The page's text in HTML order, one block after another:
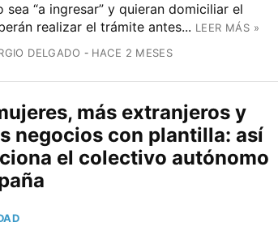
sea “a ingresar” y quieran domiciliar el
realizar el trámite antes... LEER MÁS »
DELGADO HACE 2 MESES
más extranjeros y
negocios con plantilla: así
el colectivo autónomo